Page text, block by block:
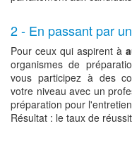
2 - En passant par
Pour ceux qui aspirent à
organismes de
vous participez à des
votre niveau avec un
préparation pour
Résultat : le taux de